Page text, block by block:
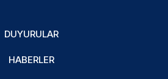
DUYURULAR
HABERLER